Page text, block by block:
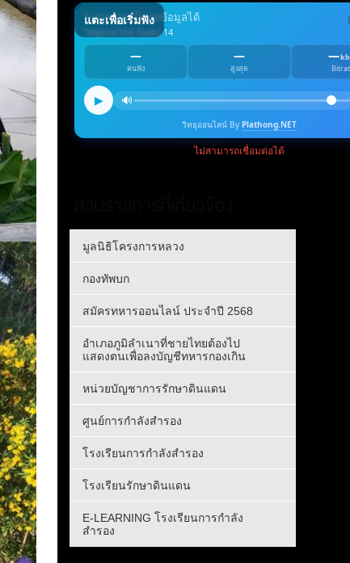
มูลนิธิโครงการหลวง
กองทัพบก
สมัครทหารออนไลน์ ประจำปี 2568
อำเภอภูมิลำเนาที่ชายไทยต้องไป
แสดงตนเพื่อลงบัญชีทหารกองเกิน
หน่วยบัญชาการรักษาดินแดน
ศูนย์การกำลังสำรอง
โรงเรียนการกำลังสำรอง
โรงเรียนรักษาดินแดน
E-LEARNING โรงเรียนการกำลัง
สำรอง